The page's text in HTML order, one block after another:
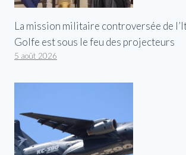
La mission militaire controversée de
Golfe est sous le feu des projecteurs
5 août 2026